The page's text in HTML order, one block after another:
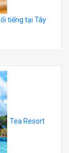
tiếng tại Tây
Tea Resort